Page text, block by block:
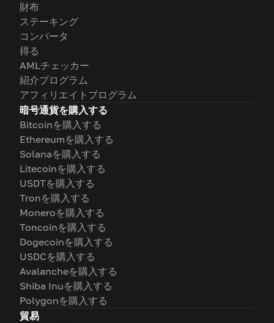
財布
ステーキング
コンバータ
得る
AMLチェッカー
紹介プログラム
アフィリエイトプログラム
暗号通貨を購入する
Bitcoinを購入する
Ethereumを購入する
Solanaを購入する
Litecoinを購入する
USDTを購入する
Tronを購入する
Moneroを購入する
Toncoinを購入する
Dogecoinを購入する
USDCを購入する
Avalancheを購入する
Shiba Inuを購入する
Polygonを購入する
貿易